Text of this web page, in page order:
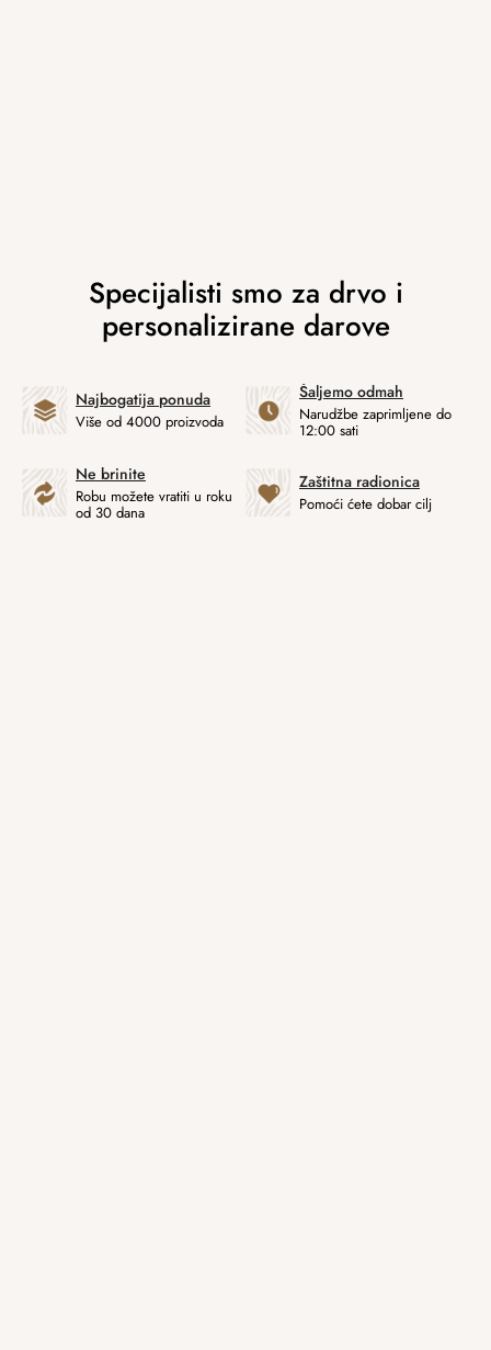
Najbogatija ponuda
Više od 4000 proizvoda
Šaljemo odmah
Narudžbe zaprimljene do
12:00 sati
Ne brinite
Robu možete vratiti u roku
od 30 dana
Zaštitna radionica
Pomoći ćete dobar cilj